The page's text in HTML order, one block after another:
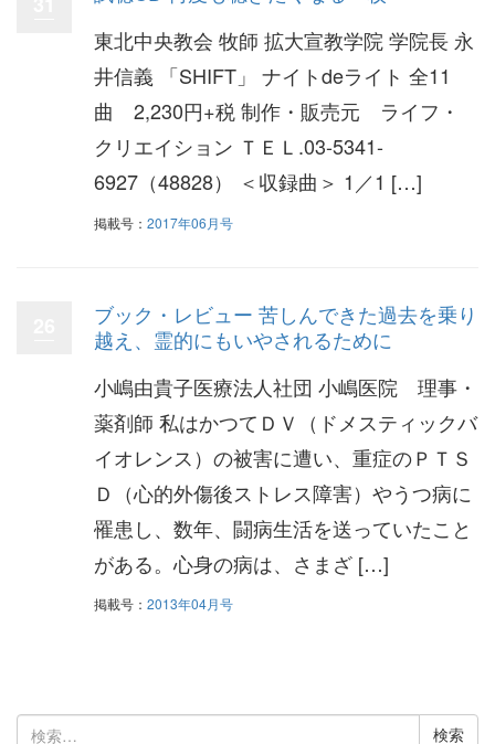
東北中央教会 牧師 拡大宣教学院 学院長 永
井信義 「SHIFT」 ナイトdeライト 全11
曲 2,230円+税 制作・販売元 ライフ・
クリエイション ＴＥＬ.03-5341-
6927（48828） ＜収録曲＞ 1／1 […]
掲載号： 2017年06月号
ブック・レビュー 苦しんできた過去を乗り
越え、霊的にもいやされるために
小嶋由貴子医療法人社団 小嶋医院 理事・
薬剤師 私はかつてＤＶ（ドメスティックバ
イオレンス）の被害に遭い、重症のＰＴＳ
Ｄ（心的外傷後ストレス障害）やうつ病に
罹患し、数年、闘病生活を送っていたこと
がある。心身の病は、さまざ […]
掲載号： 2013年04月号
検